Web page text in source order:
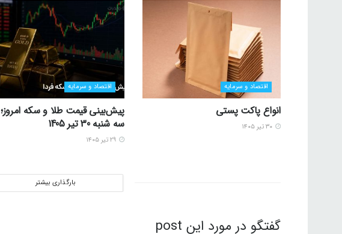
اقتصاد و سرمایه
انواع پاکت پستی
اقتصاد و سرمایه
پیش‌بینی قیمت طلا و سکه امروز؛
سه شنبه 30 تیر 1405
بارگذاری بیشتر
گفتگو در مورد این post